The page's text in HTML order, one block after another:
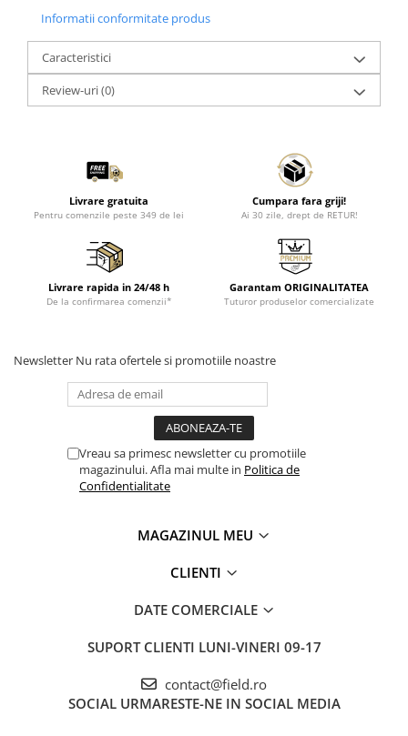
Informatii conformitate produs
Caracteristici
Review-uri(0)
Livrare gratuita
Pentru comenzile peste 349 de lei
Cumpara fara griji!
Ai 30 zile, drept de RETUR!
Livrare rapida in 24/48 h
De la confirmarea comenzii*
Garantam ORIGINALITATEA
Tuturor produselor comercializate
Newsletter Nu rata ofertele si promotiile noastre
Vreau sa primesc newsletter cu promotiile
magazinului. Afla mai multe in Politica de
Confidentialitate
MAGAZINUL MEU
CLIENTI
DATE COMERCIALE
SUPORT CLIENTI LUNI-VINERI 09-17
contact@field.ro
SOCIAL URMARESTE-NE IN SOCIAL MEDIA